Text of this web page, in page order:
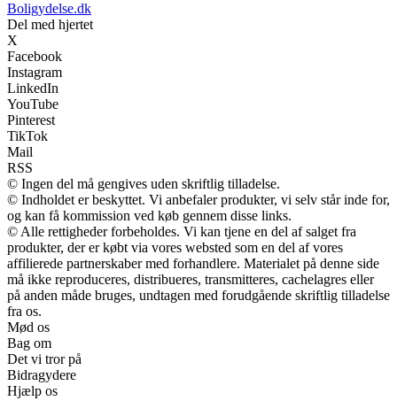
Boligydelse.dk
Del med hjertet
X
Facebook
Instagram
LinkedIn
YouTube
Pinterest
TikTok
Mail
RSS
© Ingen del må gengives uden skriftlig tilladelse.
© Indholdet er beskyttet. Vi anbefaler produkter, vi selv står inde for,
og kan få kommission ved køb gennem disse links.
© Alle rettigheder forbeholdes. Vi kan tjene en del af salget fra
produkter, der er købt via vores websted som en del af vores
affilierede partnerskaber med forhandlere. Materialet på denne side
må ikke reproduceres, distribueres, transmitteres, cachelagres eller
på anden måde bruges, undtagen med forudgående skriftlig tilladelse
fra os.
Mød os
Bag om
Det vi tror på
Bidragydere
Hjælp os